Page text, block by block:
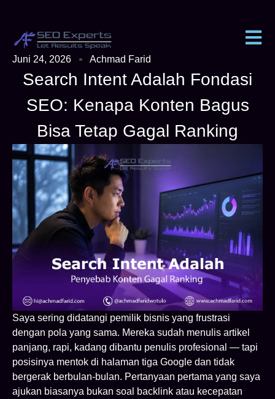
Juni 24, 2026 Achmad Farid
Search Intent Adalah Fondasi
SEO: Kenapa Konten Bagus
Bisa Tetap Gagal Ranking
Saya sering didatangi pemilik bisnis yang frustrasi
dengan pola yang sama. Mereka sudah menulis artikel
panjang, rapi, kadang dibantu penulis profesional — tapi
posisinya mentok di halaman tiga Google dan tidak
bergerak berbulan-bulan. Pertanyaan pertama yang saya
ajukan biasanya bukan soal backlink atau kecepatan